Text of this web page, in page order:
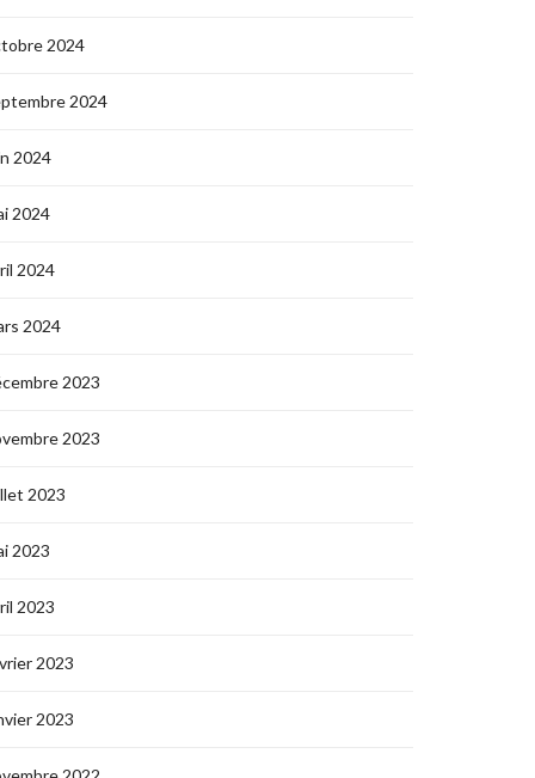
2024
2024
2024
2024
2024
2024
2023
2023
2023
2023
2023
2023
2023